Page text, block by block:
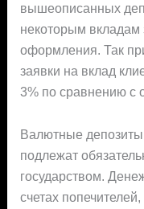
вышеописанных
некоторым вкладам
оформления. Так
заявки на вклад
3% по сравнению
Валютные
подлежат
государством.
счетах